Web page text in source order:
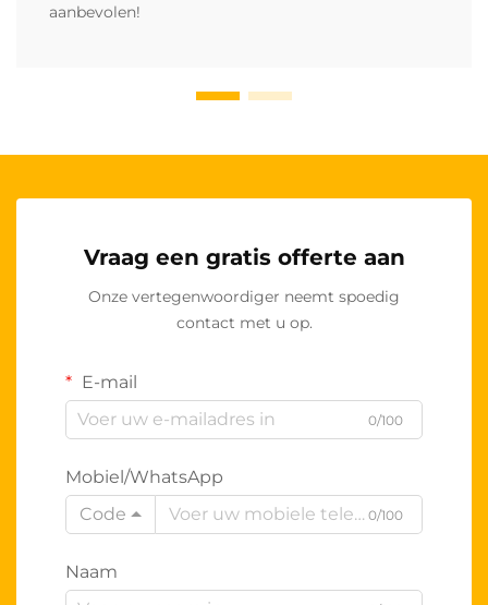
aanbevolen!
Vraag een gratis offerte aan
Onze vertegenwoordiger neemt spoedig
contact met u op.
E-mail
0/100
Mobiel/WhatsApp
Code
0/100
Naam